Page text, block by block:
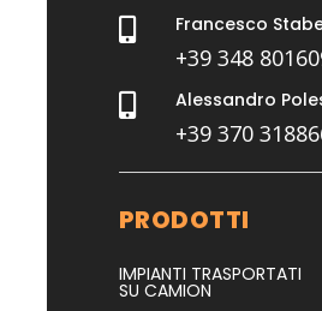
 Francesco
+39 348
 Alessandro
+39 370
PRODOTTI
IMPIANTI TRASPORTATI
SU CAMION